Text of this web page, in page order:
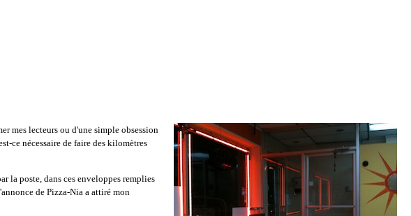
mes lecteurs ou d'une simple obsession
ce nécessaire de faire des kilomètres
la poste, dans ces enveloppes remplies
de Pizza-Nia a attiré mon